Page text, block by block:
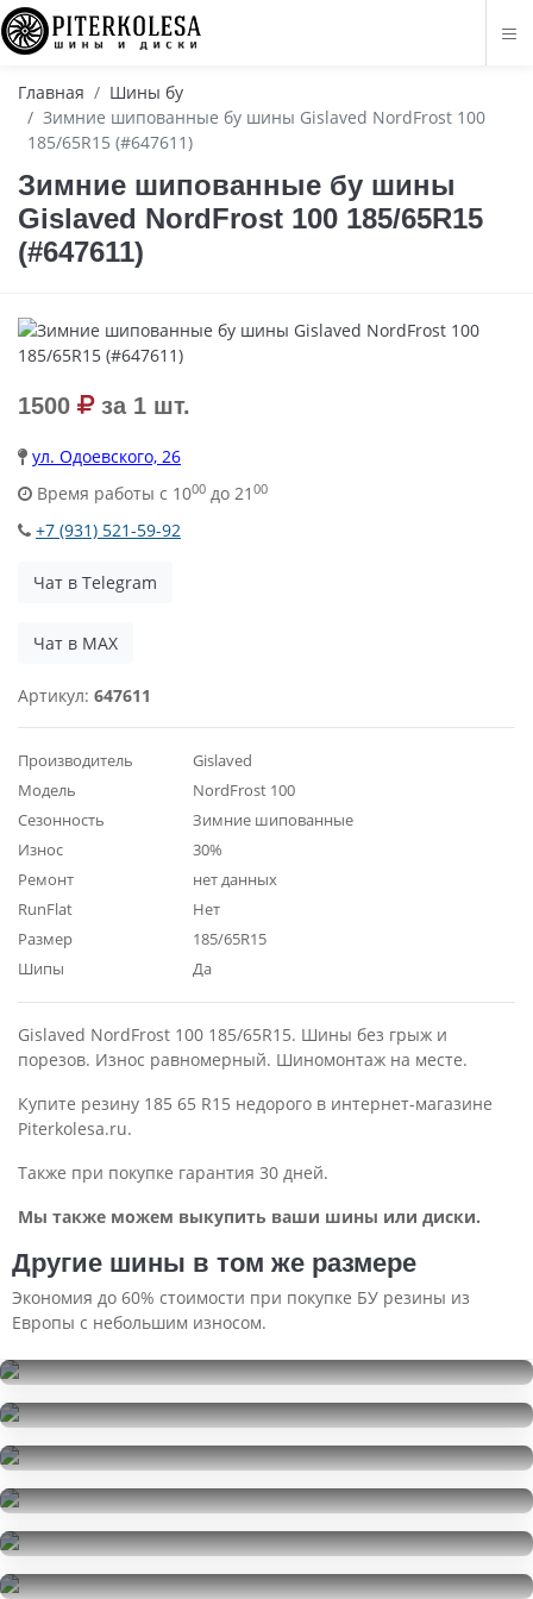
Главная
Шины бу
Зимние шипованные бу шины Gislaved NordFrost 100
185/65R15 (#647611)
Зимние шипованные бу шины
Gislaved NordFrost 100 185/65R15
(#647611)
1500 за 1 шт.
ул. Одоевского, 26
Время работы с 1000 до 21 00
+7 (931) 521-59-92
Чат в Telegram
Чат в MAX
Артикул: 647611
Производитель
Gislaved
Модель
NordFrost 100
Сезонность
Зимние шипованные
Износ
30%
Ремонт
нет данных
RunFlat
Нет
Размер
185/65R15
Шипы
Да
Gislaved NordFrost 100 185/65R15. Шины без грыж и
порезов. Износ равномерный. Шиномонтаж на месте.
Купите резину 185 65 R15 недорого в интернет-магазине
Piterkolesa.ru.
Также при покупке гарантия 30 дней.
Мы также можем выкупить ваши шины или диски.
Другие шины в том же размере
Экономия до 60% стоимости при покупке БУ резины из
Европы с небольшим износом.
185/65R15
5000
за 2 шт.
185/65R15
10000
за 4 шт.
185/65R15
16000
за 4 шт.
185/65R15
7500
за 2 шт.
185/65R15